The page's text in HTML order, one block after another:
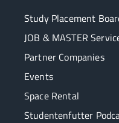
Study Placement
JOB & MASTER
Partner Companies
Events
Space Rental
Studentenfutter